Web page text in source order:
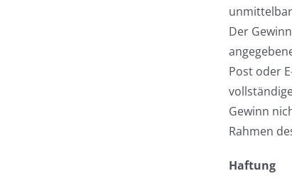
Der
Post oder
Gewinn
Rahmen
Haftung